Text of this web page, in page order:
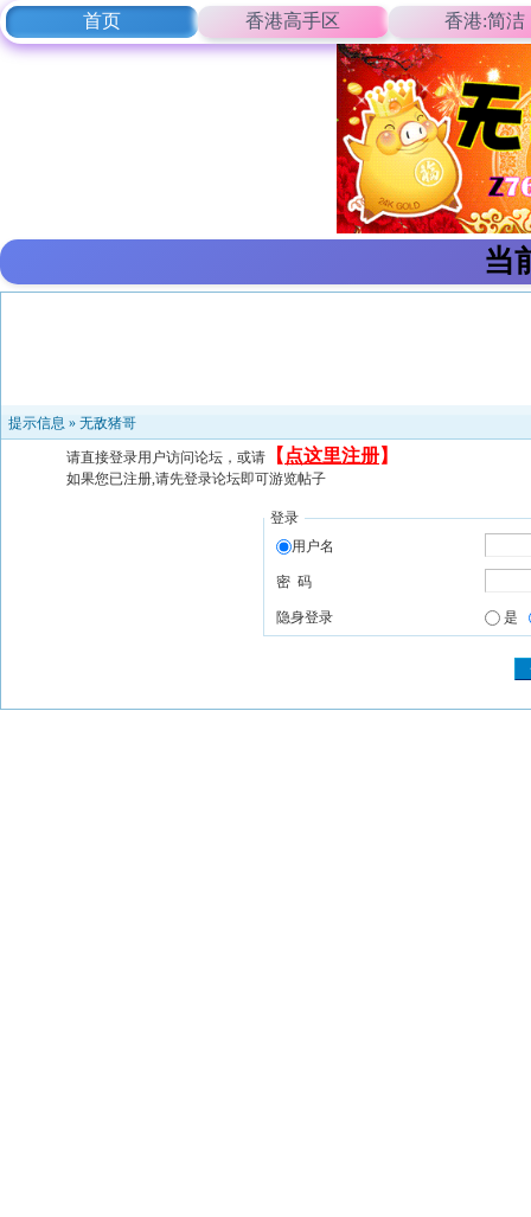
首页 香港高手区 香港:简洁
当
提示信息 » 无敌猪哥
请直接登录用户访问论坛，或请 【 点这里注册】
如果您已注册,请先登录论坛即可游览帖子
登录
用户名
密 码
隐身登录 是